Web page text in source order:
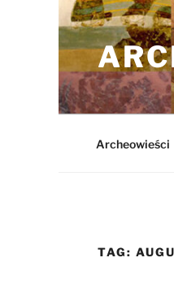
Przejdź
do
treści
Archeowieści
TAG: